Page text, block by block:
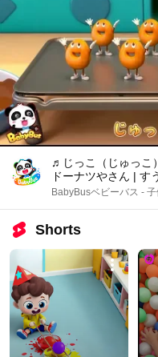
♬じっこ（じゅっこ
ドーナツやさん | す
歌 | 童謡 | アニメ |
BabyBusベビーバス -
Shorts